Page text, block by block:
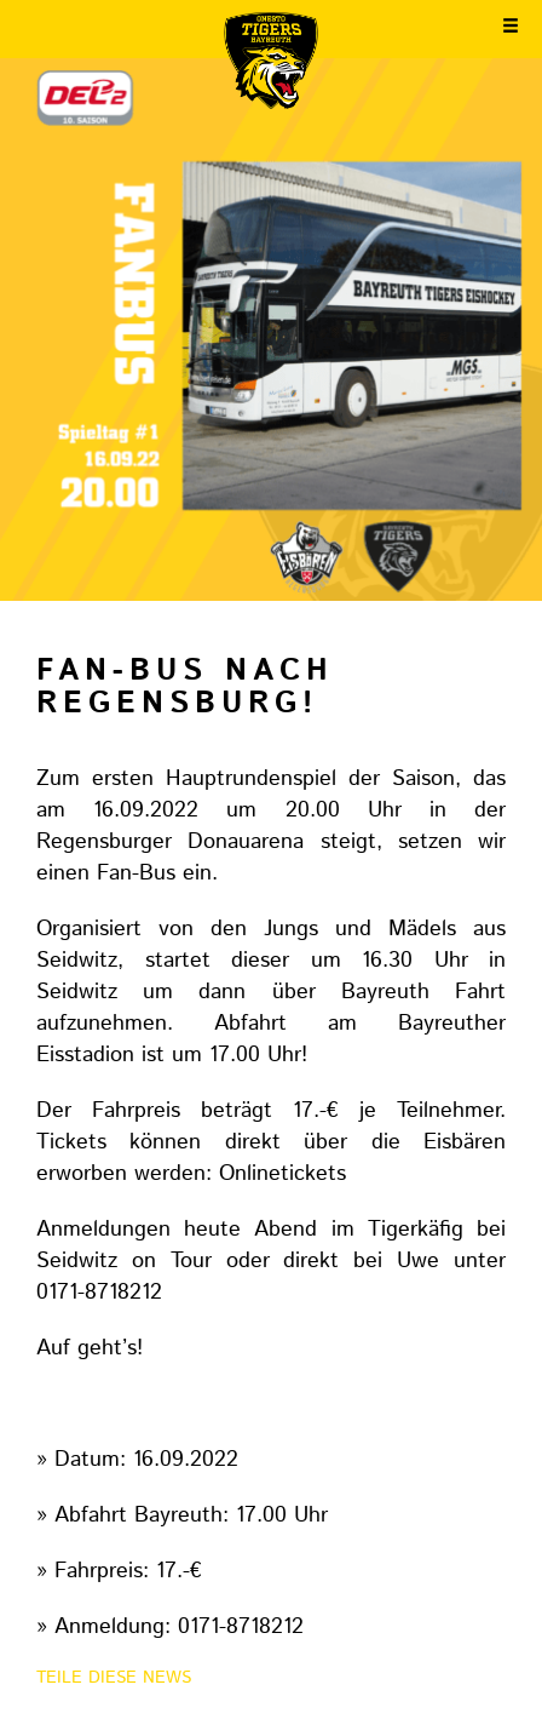
FAN-BUS NACH
REGENSBURG!
Zum ersten Hauptrundenspiel der Saison, das
am 16.09.2022 um 20.00 Uhr in der
Regensburger Donauarena steigt, setzen wir
einen Fan-Bus ein.
Organisiert von den Jungs und Mädels aus
Seidwitz, startet dieser um 16.30 Uhr in
Seidwitz um dann über Bayreuth Fahrt
aufzunehmen. Abfahrt am Bayreuther
Eisstadion ist um 17.00 Uhr!
Der Fahrpreis beträgt 17.-€ je Teilnehmer.
Tickets können direkt über die Eisbären
erworben werden: Onlinetickets
Anmeldungen heute Abend im Tigerkäfig bei
Seidwitz on Tour oder direkt bei Uwe unter
0171-8718212
Auf geht’s!
» Datum: 16.09.2022
» Abfahrt Bayreuth: 17.00 Uhr
» Fahrpreis: 17.-€
» Anmeldung: 0171-8718212
TEILE DIESE NEWS